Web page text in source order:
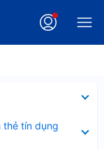
thẻ tín dụng